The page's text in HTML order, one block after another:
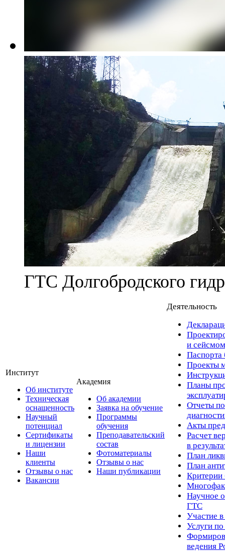
ГТС Долгобродского
Институт
Об институте
Техническая
оснащенность
Научный
потенциал
Сертификаты
и лицензии
Наши
клиенты
Отзывы о нас
Вакансии
Академия
Об академии
Заявка на обучение
Программы
обучения
Преподавательский
состав
Фотоматериалы
Отзывы о нас
Наши публикации
Деятельность
и
Паспорта
Проекты
Планы
Отчеты по
Акты
Расчет
в
План
План
Критерии
Научное
ГТС
Участие
Услуги
ведения